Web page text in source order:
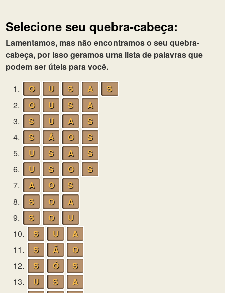
todas
as
letras
do
quebra-
cabeça:
Selecione seu quebra-cabeça:
Lamentamos, mas não encontramos o seu quebra-
cabeça, por isso geramos uma lista de palavras que
podem ser úteis para você.
1.
O U S A
S
2.
O U S
A
3.
S U A
S
4.
S Ã O
S
5.
U S A
S
6.
U S O
S
7.
A O
S
8.
S O
A
9.
S O
U
10.
S U
A
11.
S Ã
O
12.
S Ó
S
13.
U S
A